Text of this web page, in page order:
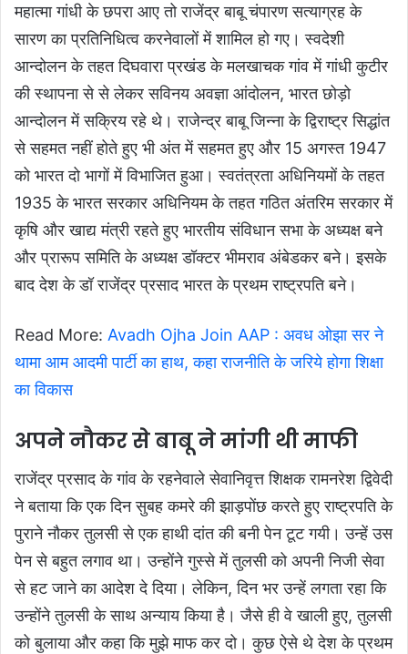
महात्मा गांधी के छपरा आए तो राजेंद्र बाबू चंपारण सत्याग्रह के
सारण का प्रतिनिधित्व करनेवालों में शामिल हो गए। स्वदेशी
आन्दोलन के तहत दिघवारा प्रखंड के मलखाचक गांव में गांधी कुटीर
की स्थापना से से लेकर सविनय अवज्ञा आंदोलन, भारत छोड़ो
आन्दोलन में सक्रिय रहे थे। राजेन्द्र बाबू जिन्ना के द्विराष्ट्र सिद्धांत
से सहमत नहीं होते हुए भी अंत में सहमत हुए और 15 अगस्त 1947
को भारत दो भागों में विभाजित हुआ। स्वतंत्रता अधिनियमों के तहत
1935 के भारत सरकार अधिनियम के तहत गठित अंतरिम सरकार में
कृषि और खाद्य मंत्री रहते हुए भारतीय संविधान सभा के अध्यक्ष बने
और प्रारूप समिति के अध्यक्ष डॉक्टर भीमराव अंबेडकर बने। इसके
बाद देश के डॉ राजेंद्र प्रसाद भारत के प्रथम राष्ट्रपति बने।
Read More: Avadh Ojha Join AAP : अवध ओझा सर ने
थामा आम आदमी पार्टी का हाथ, कहा राजनीति के जरिये होगा शिक्षा
का विकास
अपने नौकर से बाबू ने मांगी थी माफी
राजेंद्र प्रसाद के गांव के रहनेवाले सेवानिवृत्त शिक्षक रामनरेश द्विवेदी
ने बताया कि एक दिन सुबह कमरे की झाड़पोंछ करते हुए राष्ट्रपति के
पुराने नौकर तुलसी से एक हाथी दांत की बनी पेन टूट गयी। उन्हें उस
पेन से बहुत लगाव था। उन्होंने गुस्से में तुलसी को अपनी निजी सेवा
से हट जाने का आदेश दे दिया। लेकिन, दिन भर उन्हें लगता रहा कि
उन्होंने तुलसी के साथ अन्याय किया है। जैसे ही वे खाली हुए, तुलसी
को बुलाया और कहा कि मुझे माफ कर दो। कुछ ऐसे थे देश के प्रथम